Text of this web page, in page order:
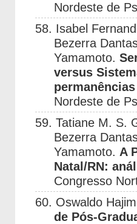
Nordeste de
58. Isabel
Bezerra
Yamamoto.
versus
Nordeste de
59. Tatiane M. S.
Bezerra
Yamamoto. A
Natal/RN:
Congresso
60. Oswaldo
de Pós-